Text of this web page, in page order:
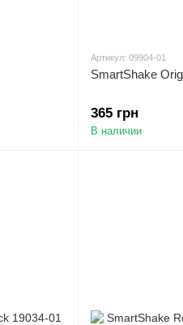
Артикул: 09904-01
SmartShake
365 грн
В наличии